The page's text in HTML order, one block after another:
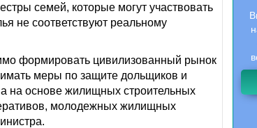
семей, которые могут участвовать
не соответствуют реальному
формировать цивилизованный рынок
меры по защите дольщиков и
на основе жилищных строительных
молодежных жилищных